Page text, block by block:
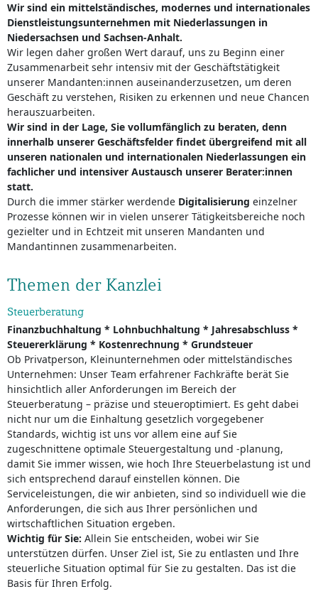
Wir sind ein mittelständisches, modernes und internationales
Dienstleistungsunternehmen mit Niederlassungen in
Niedersachsen und Sachsen-Anhalt.
Wir legen daher großen Wert darauf, uns zu Beginn einer
Zusammenarbeit sehr intensiv mit der Geschäftstätigkeit
unserer Mandanten:innen auseinanderzusetzen, um deren
Geschäft zu verstehen, Risiken zu erkennen und neue Chancen
herauszuarbeiten.
Wir sind in der Lage, Sie vollumfänglich zu beraten, denn
innerhalb unserer Geschäftsfelder findet übergreifend mit all
unseren nationalen und internationalen Niederlassungen ein
fachlicher und intensiver Austausch unserer Berater:innen
statt.
Durch die immer stärker werdende Digitalisierung einzelner
Prozesse können wir in vielen unserer Tätigkeitsbereiche noch
gezielter und in Echtzeit mit unseren Mandanten und
Mandantinnen zusammenarbeiten.
Themen der Kanzlei
Steuerberatung
Finanzbuchhaltung * Lohnbuchhaltung * Jahresabschluss *
Steuererklärung * Kostenrechnung * Grundsteuer
Ob Privatperson, Kleinunternehmen oder mittelständisches
Unternehmen: Unser Team erfahrener Fachkräfte berät Sie
hinsichtlich aller Anforderungen im Bereich der
Steuerberatung – präzise und steueroptimiert. Es geht dabei
nicht nur um die Einhaltung gesetzlich vorgegebener
Standards, wichtig ist uns vor allem eine auf Sie
zugeschnittene optimale Steuergestaltung und -planung,
damit Sie immer wissen, wie hoch Ihre Steuerbelastung ist und
sich entsprechend darauf einstellen können. Die
Serviceleistungen, die wir anbieten, sind so individuell wie die
Anforderungen, die sich aus Ihrer persönlichen und
wirtschaftlichen Situation ergeben.
Wichtig für Sie: Allein Sie entscheiden, wobei wir Sie
unterstützen dürfen. Unser Ziel ist, Sie zu entlasten und Ihre
steuerliche Situation optimal für Sie zu gestalten. Das ist die
Basis für Ihren Erfolg.